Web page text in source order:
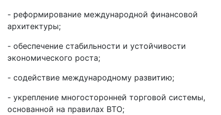
- реформирование международной финансовой
архитектуры;
- обеспечение стабильности и устойчивости
экономического роста;
- содействие международному развитию;
- укрепление многосторонней торговой системы,
основанной на правилах ВТО;